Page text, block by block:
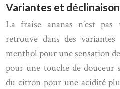
Variantes et
La fraise ananas n’est
retrouve dans des
menthol pour une sensation
pour une touche de douceur
du citron pour une acidité